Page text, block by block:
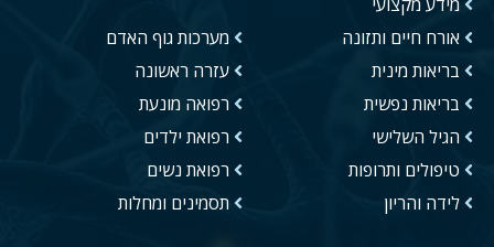
אורח חיים ותזונה
בריאות מינית
בריאות נפשית
הגיל השלישי
טיפולים ותרופות
לידה והריון
מערכות גוף האדם
עזרה ראשונה
רפואה מונעת
רפואת ילדים
רפואת נשים
תסמינים ומחלות